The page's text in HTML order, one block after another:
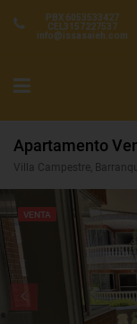
PBX 6053533427
CEL3157227537
info@issasaieh.com
VENTA